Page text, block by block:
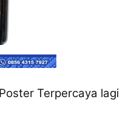
Terpercaya lagi